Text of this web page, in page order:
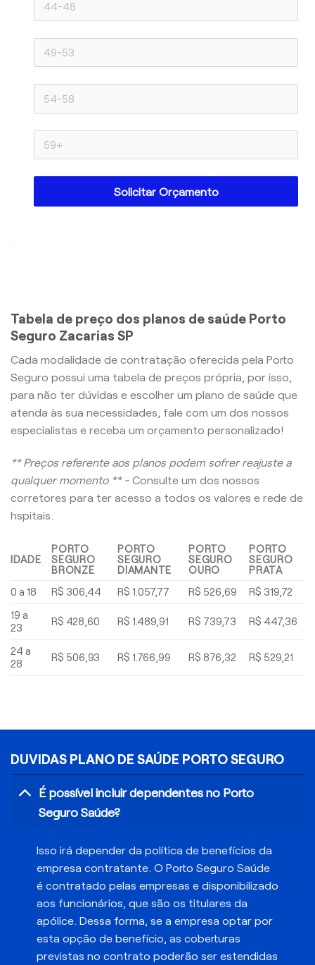
Solicitar Orçamento
Tabela de preço dos planos de saúde Porto
Seguro Zacarias SP
Cada modalidade de contratação oferecida pela Porto
Seguro possui uma tabela de preços própria, por isso,
para não ter dúvidas e escolher um plano de saúde que
atenda às sua necessidades, fale com um dos nossos
especialistas e receba um orçamento personalizado!
** Preços referente aos planos podem sofrer reajuste a
qualquer momento ** - Consulte um dos nossos
corretores para ter acesso a todos os valores e rede de
hspitais.
IDADE
PORTO
SEGURO
BRONZE
PORTO
SEGURO
DIAMANTE
PORTO
SEGURO
OURO
PORTO
SEGURO
PRATA
0 a 18
R$ 306,44 R$ 1.057,77 R$ 526,69
R$ 319,72
19 a
23
R$ 428,60 R$ 1.489,91 R$ 739,73 R$ 447,36
24 a
28
R$ 506,93 R$ 1.766,99 R$ 876,32 R$ 529,21
DUVIDAS PLANO DE SAÚDE PORTO SEGURO
É possível incluir dependentes no Porto
Seguro Saúde?
Isso irá depender da política de benefícios da
empresa contratante. O Porto Seguro Saúde
é contratado pelas empresas e disponibilizado
aos funcionários, que são os titulares da
apólice. Dessa forma, se a empresa optar por
esta opção de benefício, as coberturas
previstas no contrato poderão ser estendidas